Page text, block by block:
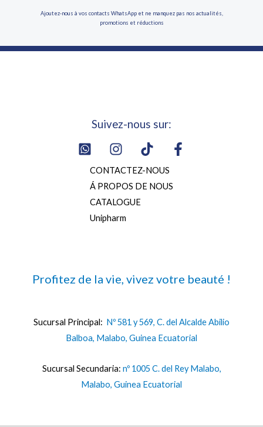
Ajoutez-nous à vos contacts WhatsApp et ne manquez pas nos actualités,
promotions et réductions
Suivez-nous sur:
CONTACTEZ-NOUS
Á PROPOS DE NOUS
CATALOGUE
Unipharm
Profitez de la vie, vivez votre beauté !
Sucursal Principal: Nº 581 y 569, C. del Alcalde Abilio
Balboa, Malabo, Guinea Ecuatorial
Sucursal Secundaria: nº 1005 C. del Rey Malabo,
Malabo, Guinea Ecuatorial